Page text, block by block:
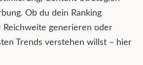
Ob du dein Ranking
Reichweite generieren oder
Trends verstehen willst – hier